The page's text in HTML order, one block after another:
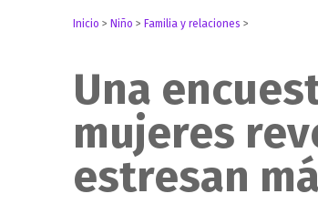
Inicio > Niño > Familia y relaciones >
Una
mujeres
estresan